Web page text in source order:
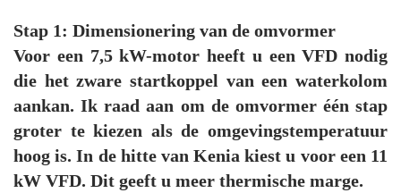
Stap 1: Dimensionering van de omvormer
Voor een 7,5 kW-motor heeft u een VFD nodig
die het zware startkoppel van een waterkolom
aankan. Ik raad aan om de omvormer één stap
groter te kiezen als de omgevingstemperatuur
hoog is. In de hitte van Kenia kiest u voor een 11
kW VFD. Dit geeft u meer thermische marge.